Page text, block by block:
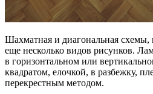
Шахматная и диагональная
еще несколько видов рисунков.
в горизонтальном или
квадратом, елочкой, в разбежку,
перекрестным методом.